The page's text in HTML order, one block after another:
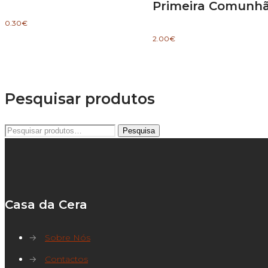
0.30€
Primeira
2.00€
Pesquisar produtos
Pesquisar
Pesquisa
Casa da Cera
→
Sobre Nós
→
Contactos